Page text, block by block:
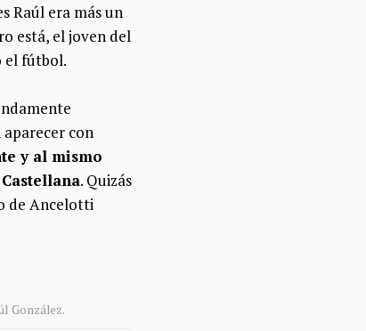
Raúl era más un
está, el joven del
el fútbol.
con
y al mismo
. Quizás
de Ancelotti
González.